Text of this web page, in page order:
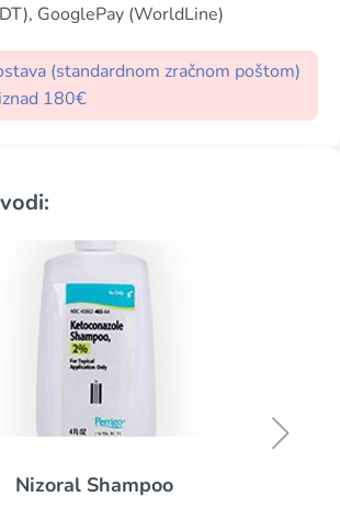
GooglePay (WorldLine)
(standardnom zračnom poštom)
180€
Nizoral Shampoo